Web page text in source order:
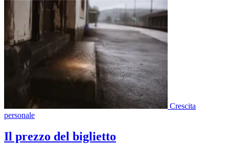
Crescita
personale
Il prezzo del biglietto